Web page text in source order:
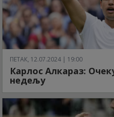
ПЕТАК, 12.07.2024 | 19:00
Карлос Алкараз:
недељу